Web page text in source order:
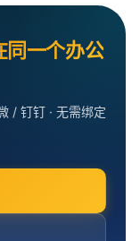
同一个办公
/ 钉钉 · 无需绑定